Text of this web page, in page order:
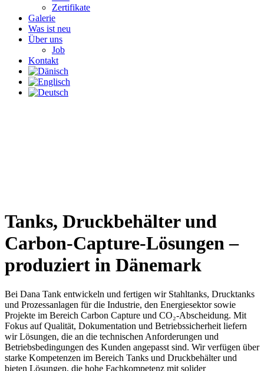
Zertifikate
Galerie
Was ist neu
Über uns
Job
Kontakt
Tanks, Druckbehälter und
Carbon-Capture-Lösungen –
produziert in Dänemark
Bei Dana Tank entwickeln und fertigen wir Stahltanks, Drucktanks
und Prozessanlagen für die Industrie, den Energiesektor sowie
Projekte im Bereich Carbon Capture und CO₂-Abscheidung. Mit
Fokus auf Qualität, Dokumentation und Betriebssicherheit liefern
wir Lösungen, die an die technischen Anforderungen und
Betriebsbedingungen des Kunden angepasst sind. Wir verfügen über
starke Kompetenzen im Bereich Tanks und Druckbehälter und
bieten Lösungen, die hohe Fachkompetenz mit solider